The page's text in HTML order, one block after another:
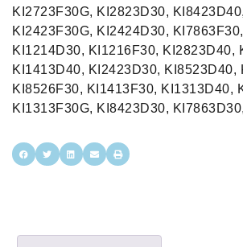
KI2723F30G, KI2823D30,
KI2423F30G, KI2424D30,
KI1214D30, KI1216F30, KI2823D40,
KI1413D40, KI2423D30, KI8523D40,
KI8526F30, KI1413F30, KI1313D40,
KI1313F30G, KI8423D30,